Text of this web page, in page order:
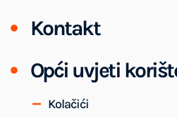
Kontakt
Opći uvjeti
Kolačići